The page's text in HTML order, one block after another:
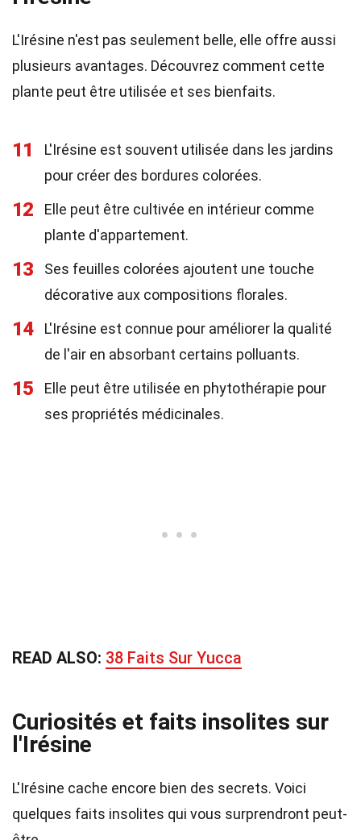
L'Irésine n'est pas seulement belle, elle offre aussi
plusieurs avantages. Découvrez comment cette
plante peut être utilisée et ses bienfaits.
11
L'Irésine est souvent utilisée dans les jardins
pour créer des bordures colorées.
12
Elle peut être cultivée en intérieur comme
plante d'appartement.
13
Ses feuilles colorées ajoutent une touche
décorative aux compositions florales.
14
L'Irésine est connue pour améliorer la qualité
de l'air en absorbant certains polluants.
15
Elle peut être utilisée en phytothérapie pour
ses propriétés médicinales.
READ ALSO: 38 Faits Sur Yucca
Curiosités et faits insolites sur
l'Irésine
L'Irésine cache encore bien des secrets. Voici
quelques faits insolites qui vous surprendront peut-